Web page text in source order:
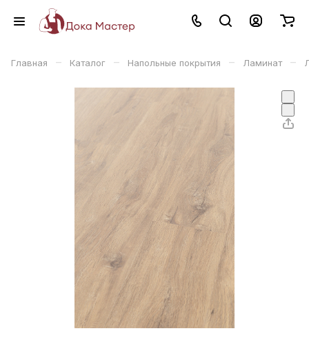
Главная – Каталог – Напольные покрытия – Ламинат –